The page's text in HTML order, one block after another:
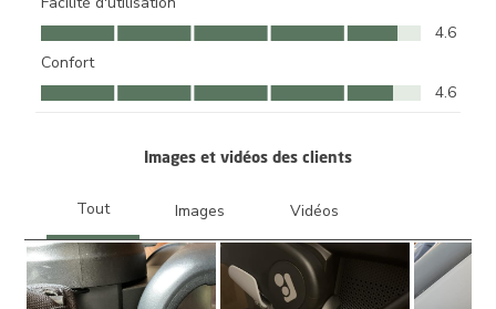
Facilité d'utilisation, 4.6 sur 5
4.6
Confort
Confort, 4.6 sur 5
4.6
Images et vidéos des clients